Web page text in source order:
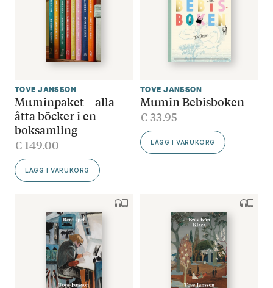
TOVE JANSSON
Muminpaket – alla
åtta böcker i en
boksamling
€149.00
LÄGG I VARUKORG
TOVE JANSSON
Mumin Bebisboken
€33.95
LÄGG I VARUKORG